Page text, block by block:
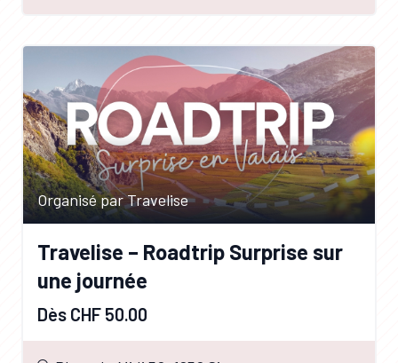
Organisé par Travelise
Travelise – Roadtrip Surprise sur
une journée
Dès CHF 50.00